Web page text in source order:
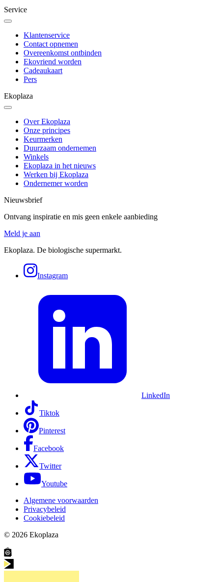
Service
Klantenservice
Contact opnemen
Overeenkomst ontbinden
Ekovriend worden
Cadeaukaart
Pers
Ekoplaza
Over Ekoplaza
Onze principes
Keurmerken
Duurzaam ondernemen
Winkels
Ekoplaza in het nieuws
Werken bij Ekoplaza
Ondernemer worden
Nieuwsbrief
Ontvang inspiratie en mis geen enkele aanbieding
Meld je aan
Ekoplaza. De biologische supermarkt.
Instagram
LinkedIn
Tiktok
Pinterest
Facebook
Twitter
Youtube
Algemene voorwaarden
Privacybeleid
Cookiebeleid
© 2026 Ekoplaza